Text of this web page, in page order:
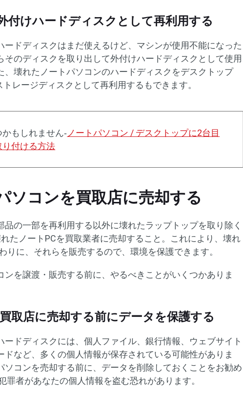
付けハードディスクとして再利用する
ードディスクはまだ使えるけど、マシンが使用不能になった
そのディスクを取り出して外付けハードディスクとして使用
、壊れたノートパソコンのハードディスクをデスクトップ
レージディスクとして再利用するもできます。
もしれません‐ ノートパソコン / デスクトップに2台目
付ける方法
ソコンを買取店に売却する
の一部を再利用する以外に壊れたラップトップを取り除く
たノートPCを買取業者に売却すること。これにより、壊れ
りに、それらを販売するので、環境を保護できます。
ンを譲渡・販売する前に、やるべきことがいくつかありま
取店に売却する前にデータを保護する
ードディスクには、個人ファイル、銀行情報、ウェブサイト
ドなど、多くの個人情報が保存されている可能性がありま
ソコンを売却する前に、データを削除しておくことをお勧め
罪者があなたの個人情報を盗む恐れがあります。